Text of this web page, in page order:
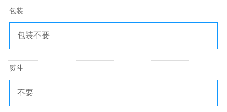
包装
熨斗